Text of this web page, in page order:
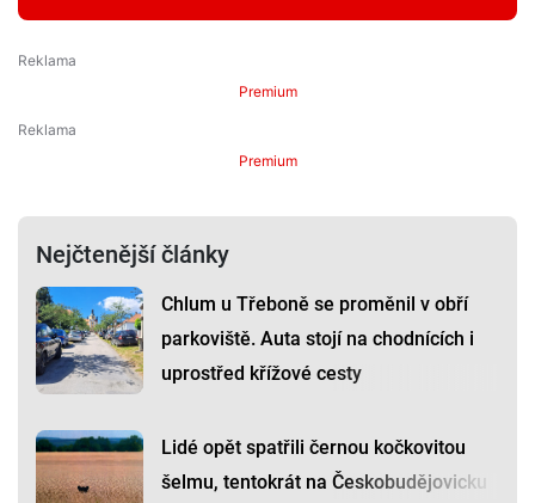
Premium
Premium
Nejčtenější články
Chlum u Třeboně se proměnil v obří
parkoviště. Auta stojí na chodnících i
uprostřed křížové cesty
Lidé opět spatřili černou kočkovitou
šelmu, tentokrát na Českobudějovicku